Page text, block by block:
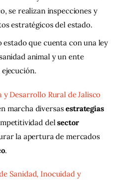
se realizan inspecciones y
estratégicos del estado.
estado que cuenta con una ley
animal y un ente
Desarrollo Rural de Jalisco
marcha diversas estrategias
del sector
la apertura de mercados
.
Sanidad, Inocuidad y